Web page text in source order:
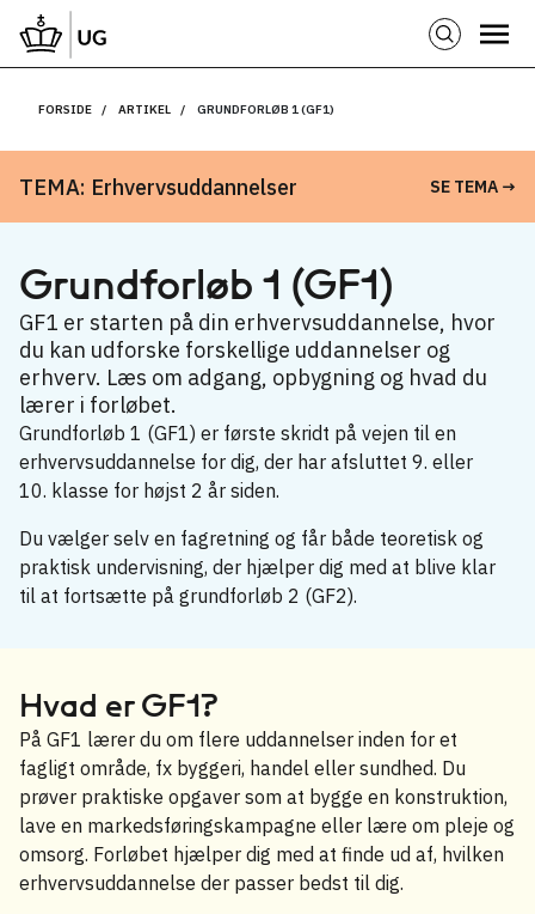
FORSIDE ARTIKEL GRUNDFORLØB 1 (GF1)
TEMA: Erhvervsuddannelser SE TEMA →
Grund­forløb 1 (GF1)
GF1 er starten på din erhvervsuddannelse, hvor
du kan udforske forskellige uddannelser og
erhverv. Læs om adgang, opbygning og hvad du
lærer i forløbet.
Grundforløb 1 (GF1) er første skridt på vejen til en
erhvervsuddannelse for dig, der har afsluttet 9. eller
10. klasse for højst 2 år siden.
Du vælger selv en fagretning og får både teoretisk og
praktisk undervisning, der hjælper dig med at blive klar
til at fortsætte på grundforløb 2 (GF2).
Hvad er GF1?
På GF1 lærer du om flere uddannelser inden for et
fagligt område, fx byggeri, handel eller sundhed. Du
prøver praktiske opgaver som at bygge en konstruktion,
lave en markedsføringskampagne eller lære om pleje og
omsorg. Forløbet hjælper dig med at finde ud af, hvilken
erhvervsuddannelse der passer bedst til dig.